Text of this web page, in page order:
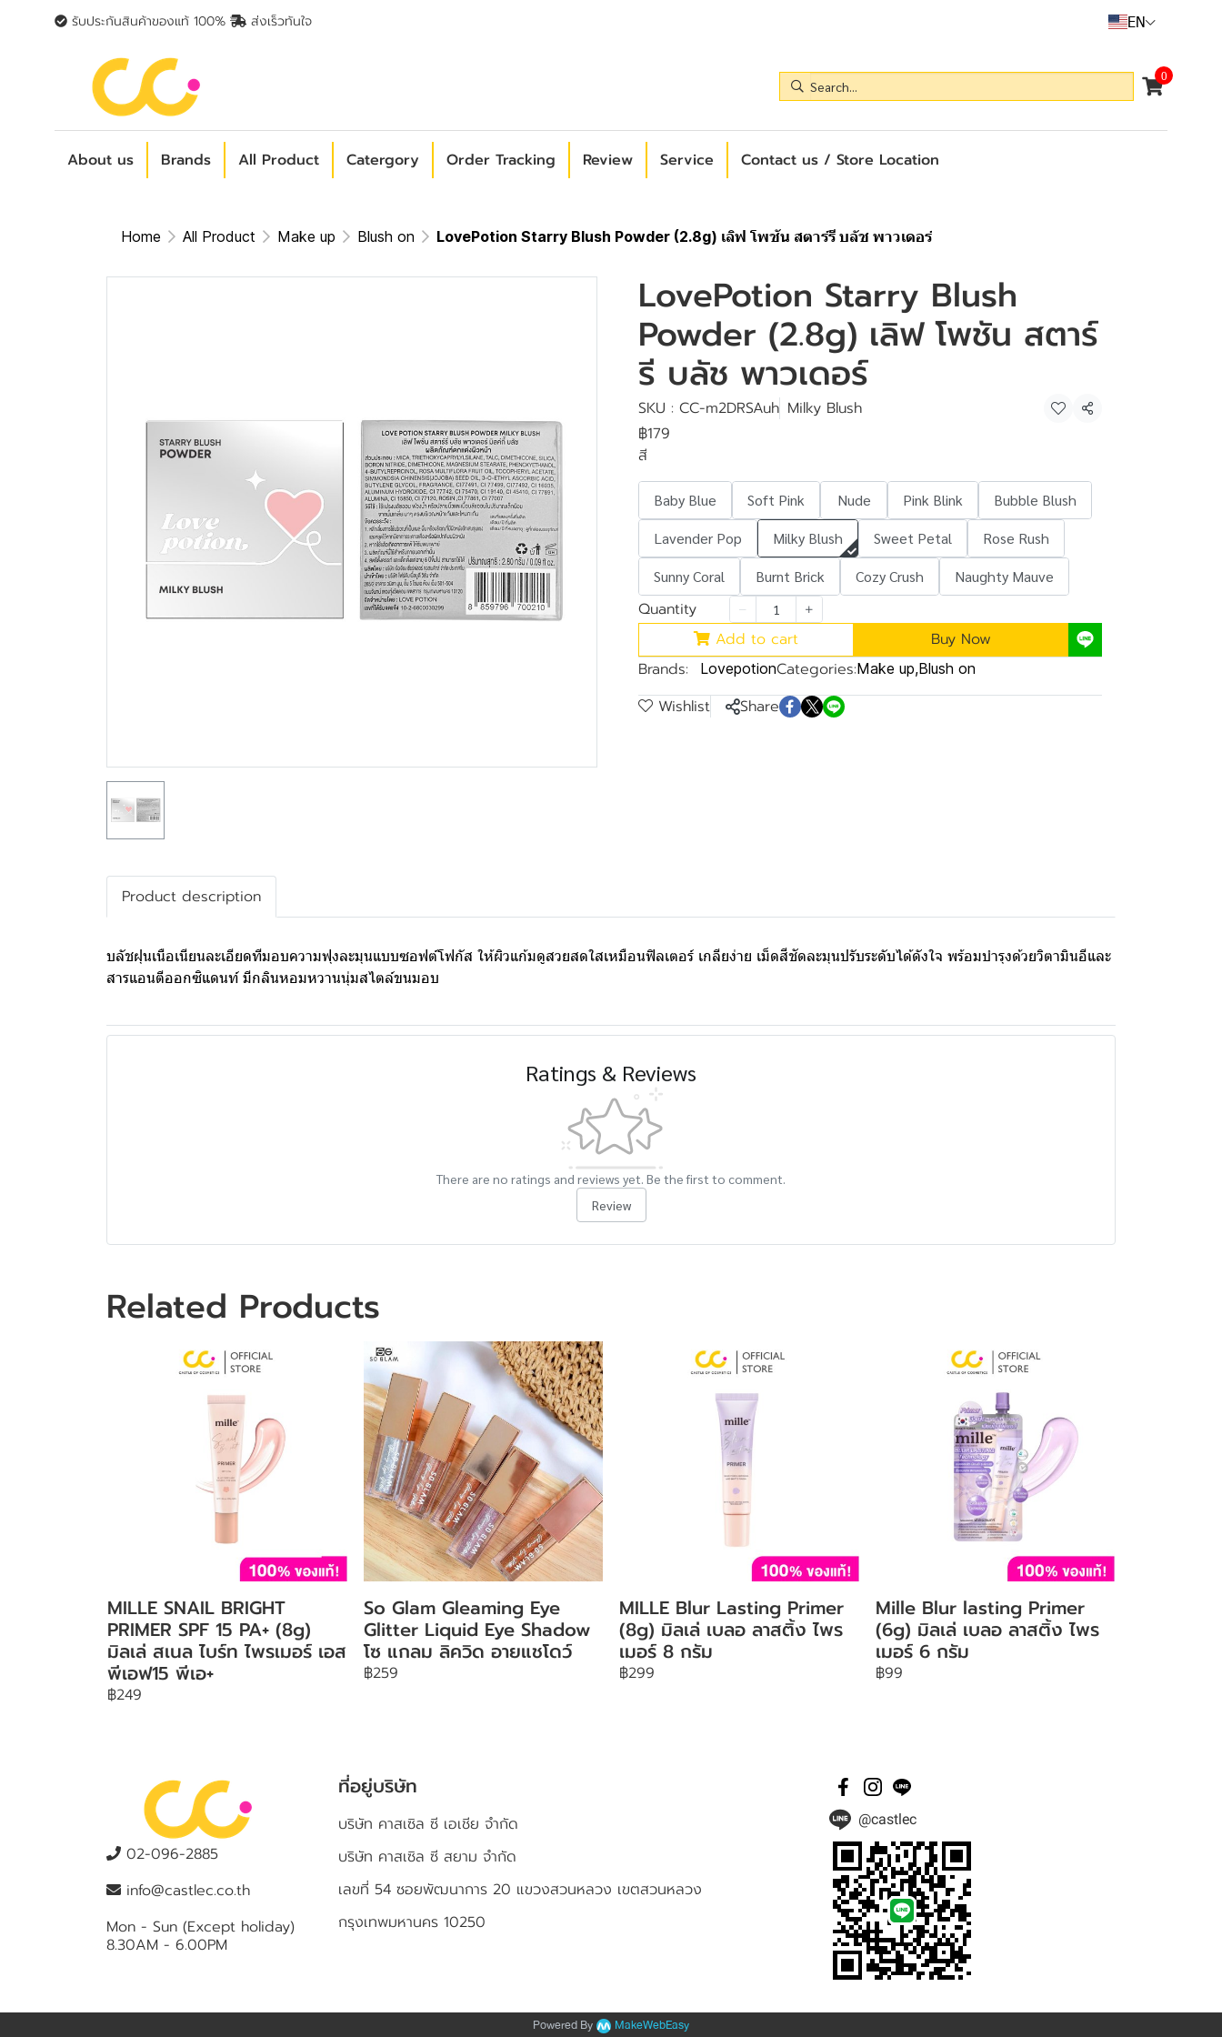
รับประกันสินค้าของแท้ 100% ส่งเร็วทันใจ EN
0
About us Brands All Product Catergory Order Tracking Review Service Contact us / Store Location
Home All Product Make up Blush on LovePotion Starry Blush Powder (2.8g) เลิฟ โพชัน สตาร์รี บลัช พาวเดอร์
LovePotion Starry Blush
Powder (2.8g) เลิฟ โพชัน สตาร์
รี บลัช พาวเดอร์
SKU : CC-m2DRSAuh Milky Blush
Share
฿179
สี
Baby Blue Soft Pink Nude Pink Blink
Bubble Blush
Lavender Pop
Milky Blush Sweet Petal
Rose Rush
Sunny Coral
Burnt Brick Cozy Crush Naughty Mauve
Quantity
Add to cart
Buy Now
Brands:
LovepotionCategories:Make up,Blush on
Wishlist Share
Product description
บลัชฝุนเนือเนียนละเอียดทีมอบความฟุงละมุนแบบซอฟต์โฟกัส ให้ผิวแก้มดูสวยสดใสเหมือนฟิลเตอร์ เกลียง่าย เม็ดสีชัดละมุนปรับระดับได้ดังใจ พร้อมบํารุงด้วยวิตามินอีและ
สารแอนตีออกซิแดนท์ มีกลินหอมหวานนุ่มสไตล์ขนมอบ
Ratings & Reviews
There are no ratings and reviews yet. Be the first to comment.
Review
Related Products
MILLE SNAIL BRIGHT
PRIMER SPF 15 PA+ (8g)
มิลเล่ สเนล ไบร์ท ไพรเมอร์ เอส
พีเอฟ15 พีเอ+
฿249
So Glam Gleaming Eye
Glitter Liquid Eye Shadow
โซ แกลม ลิควิด อายแชโดว์
฿259
MILLE Blur Lasting Primer
(8g) มิลเล่ เบลอ ลาสติ้ง ไพร
เมอร์ 8 กรัม
฿299
Mille Blur lasting Primer
(6g) มิลเล่ เบลอ ลาสติ้ง ไพร
เมอร์ 6 กรัม
฿99
02-096-2885
info@castlec.co.th
Mon - Sun (Except holiday)
8.30AM - 6.00PM
ที่อยู่บริษัท
บริษัท คาสเซิล ซี เอเชีย จำกัด
บริษัท คาสเซิล ซี สยาม จำกัด
เลขที่ 54 ซอยพัฒนาการ 20 แขวงสวนหลวง เขตสวนหลวง
กรุงเทพมหานคร 10250
@castlec
Powered By MakeWebEasy